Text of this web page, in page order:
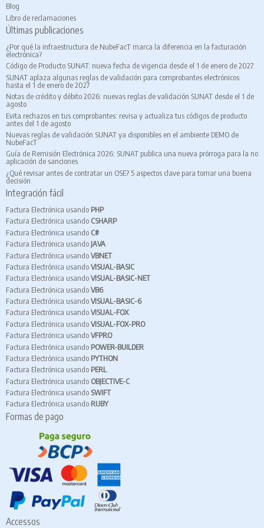
Blog
Libro de reclamaciones
Últimas publicaciones
¿Por qué la infraestructura de NubeFacT marca la diferencia en la facturación
electrónica?
Código de Producto SUNAT: nueva fecha de vigencia desde el 1 de enero de 2027
SUNAT aplaza algunas reglas de validación para comprobantes electrónicos
hasta el 1 de enero de 2027
Notas de crédito y débito 2026: nuevas reglas de validación SUNAT desde el 1 de
agosto
Evita rechazos en tus comprobantes: revisa y actualiza tus códigos de producto
antes del 1 de agosto
Nuevas reglas de validación SUNAT ya disponibles en el ambiente DEMO de
NubeFacT
Guía de Remisión Electrónica 2026: SUNAT publica una nueva prórroga para la no
aplicación de sanciones
¿Qué revisar antes de contratar un OSE? 5 aspectos clave para tomar una buena
decisión
Integración fácil
Factura Electrónica usando PHP
Factura Electrónica usando CSHARP
Factura Electrónica usando C#
Factura Electrónica usandoJAVA
Factura Electrónica usandoVBNET
Factura Electrónica usandoVISUAL-BASIC
Factura Electrónica usandoVISUAL-BASIC-NET
Factura Electrónica usandoVB6
Factura Electrónica usandoVISUAL-BASIC-6
Factura Electrónica usandoVISUAL-FOX
Factura Electrónica usandoVISUAL-FOX-PRO
Factura Electrónica usandoVFPRO
Factura Electrónica usando POWER-BUILDER
Factura Electrónica usando PYTHON
Factura Electrónica usando PERL
Factura Electrónica usando OBJECTIVE-C
Factura Electrónica usando SWIFT
Factura Electrónica usando RUBY
Formas de pago
Accessos